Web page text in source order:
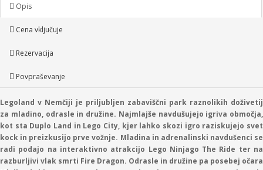
Opis
Cena vključuje
Rezervacija
Povpraševanje
Legoland v Nemčiji je priljubljen zabaviščni park raznolikih doživetij
za mladino, odrasle in družine. Najmlajše navdušujejo igriva območja,
kot sta Duplo Land in Lego City, kjer lahko skozi igro raziskujejo svet
kock in preizkusijo prve vožnje. Mladina in adrenalinski navdušenci se
radi podajo na interaktivno atrakcijo Lego Ninjago The Ride ter na
razburljivi vlak smrti Fire Dragon. Odrasle in družine pa posebej očara